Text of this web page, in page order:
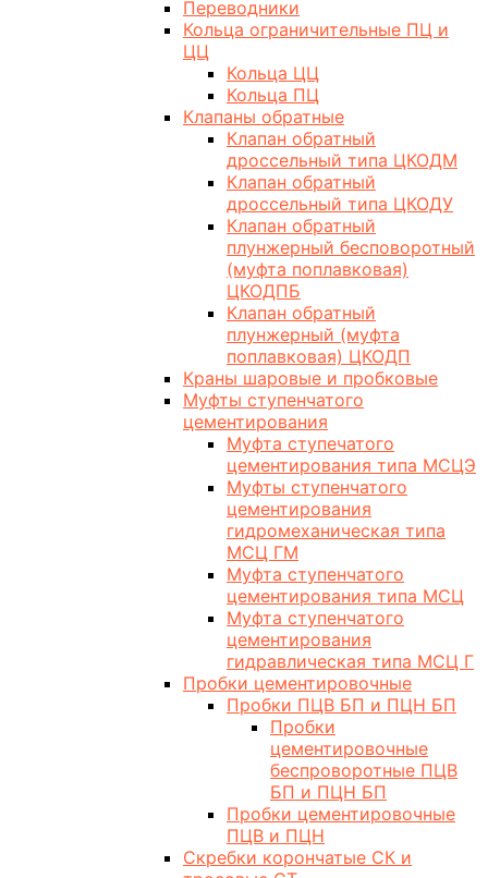
Переводники
Кольца ограничительные ПЦ и
ЦЦ
Кольца ЦЦ
Кольца ПЦ
Клапаны обратные
Клапан обратный
дроссельный типа ЦКОДМ
Клапан обратный
дроссельный типа ЦКОДУ
Клапан обратный
плунжерный бесповоротный
(муфта поплавковая)
ЦКОДПБ
Клапан обратный
плунжерный (муфта
поплавковая) ЦКОДП
Краны шаровые и пробковые
Муфты ступенчатого
цементирования
Муфта ступечатого
цементирования типа МСЦЭ
Муфты ступенчатого
цементирования
гидромеханическая типа
МСЦ ГМ
Муфта ступенчатого
цементирования типа МСЦ
Муфта ступенчатого
цементирования
гидравлическая типа МСЦ Г
Пробки цементировочные
Пробки ПЦВ БП и ПЦН БП
Пробки
цементировочные
беспроворотные ПЦВ
БП и ПЦН БП
Пробки цементировочные
ПЦВ и ПЦН
Скребки корончатые СК и